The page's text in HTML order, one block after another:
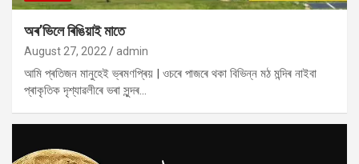
অৰ’ভিলে ৰিঙিয়াই মাতে
August 27, 2022 admin
আমি প্ৰতিজন মানুহেই ভ্ৰমণপ্ৰিয় | ওচৰে পাজৰে থকা বিভিন্ন মঠ মন্দিৰ নাইবা
প্ৰাকৃতিক দৃশ্যাৱলীৰে ভৰা সুন্দৰ…